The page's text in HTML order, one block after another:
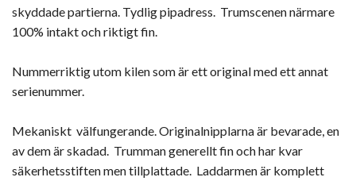
skyddade partierna. Tydlig pipadress. Trumscenen närmare
100% intakt och riktigt fin.
Nummerriktig utom kilen som är ett original med ett annat
serienummer.
Mekaniskt välfungerande. Originalnipplarna är bevarade, en
av dem är skadad. Trumman generellt fin och har kvar
säkerhetsstiften men tillplattade. Laddarmen är komplett